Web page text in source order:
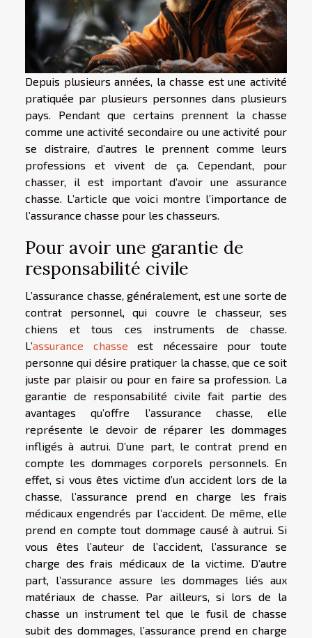
Depuis plusieurs années, la chasse est une activité
pratiquée par plusieurs personnes dans plusieurs
pays. Pendant que certains prennent la chasse
comme une activité secondaire ou une activité pour
se distraire, d’autres le prennent comme leurs
professions et vivent de ça. Cependant, pour
chasser, il est important d’avoir une assurance
chasse. L’article que voici montre l’importance de
l’assurance chasse pour les chasseurs.
Pour avoir une garantie de
responsabilité civile
L’assurance chasse, généralement, est une sorte de
contrat personnel, qui couvre le chasseur, ses
chiens et tous ces instruments de chasse.
L’assurance chasse est nécessaire pour toute
personne qui désire pratiquer la chasse, que ce soit
juste par plaisir ou pour en faire sa profession. La
garantie de responsabilité civile fait partie des
avantages qu’offre l’assurance chasse, elle
représente le devoir de réparer les dommages
infligés à autrui. D’une part, le contrat prend en
compte les dommages corporels personnels. En
effet, si vous êtes victime d’un accident lors de la
chasse, l’assurance prend en charge les frais
médicaux engendrés par l’accident. De même, elle
prend en compte tout dommage causé à autrui. Si
vous êtes l’auteur de l’accident, l’assurance se
charge des frais médicaux de la victime. D’autre
part, l’assurance assure les dommages liés aux
matériaux de chasse. Par ailleurs, si lors de la
chasse un instrument tel que le fusil de chasse
subit des dommages, l’assurance prend en charge